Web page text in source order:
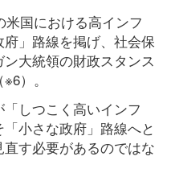
国における高インフ
」路線を掲げ、社会保
大統領の財政スタンス
）。
しつこく高いインフ
小さな政府」路線へと
す必要があるのではな